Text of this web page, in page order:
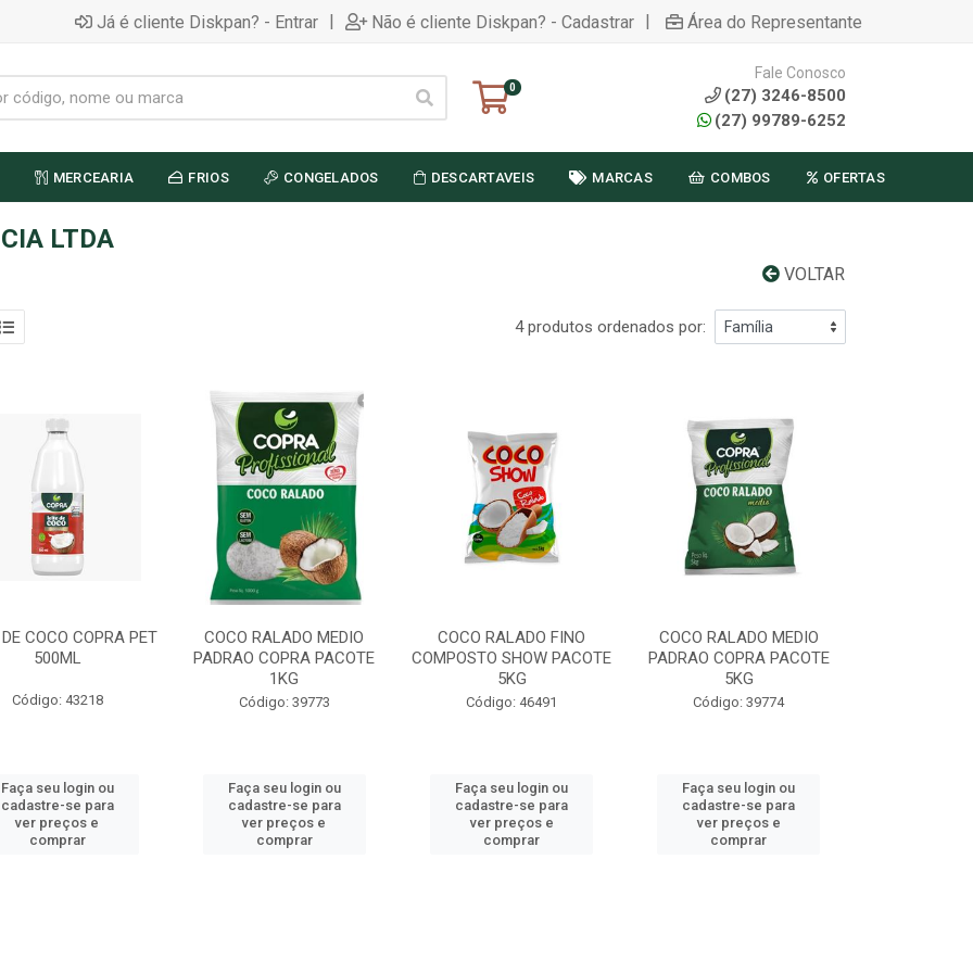
Já é cliente Diskpan? - Entrar | Não é cliente Diskpan? - Cadastrar | Área do Representante
0
Fale Conosco
(27) 3246-8500
(27) 99789-6252
MERCEARIA FRIOS CONGELADOS DESCARTAVEIS MARCAS COMBOS OFERTAS
LTDA
VOLTAR
4 produtos ordenados por:
COCO COPRA PET
500ML
Código: 43218
Faça seu login ou
cadastre-se para
ver preços e
comprar
COCO RALADO MEDIO
PADRAO COPRA PACOTE
1KG
Código: 39773
Faça seu login ou
cadastre-se para
ver preços e
comprar
COCO RALADO FINO
COMPOSTO SHOW PACOTE
5KG
Código: 46491
Faça seu login ou
cadastre-se para
ver preços e
comprar
COCO RALADO MEDIO
PADRAO COPRA PACOTE
5KG
Código: 39774
Faça seu login ou
cadastre-se para
ver preços e
comprar